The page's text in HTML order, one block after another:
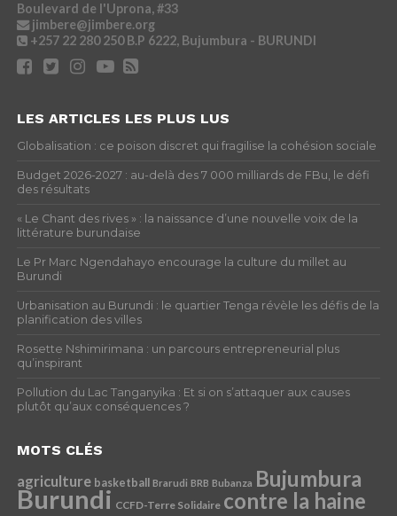
Boulevard de l'Uprona, #33
jimbere@jimbere.org
+257 22 280 250 B.P 6222, Bujumbura - BURUNDI
LES ARTICLES LES PLUS LUS
Globalisation : ce poison discret qui fragilise la cohésion sociale
Budget 2026-2027 : au-delà des 7 000 milliards de FBu, le défi
des résultats
« Le Chant des rives » : la naissance d’une nouvelle voix de la
littérature burundaise
Le Pr Marc Ngendahayo encourage la culture du millet au
Burundi
Urbanisation au Burundi : le quartier Tenga révèle les défis de la
planification des villes
Rosette Nshimirimana : un parcours entrepreneurial plus
qu’inspirant
Pollution du Lac Tanganyika : Et si on s’attaquer aux causes
plutôt qu’aux conséquences ?
MOTS CLÉS
agriculture basketball Brarudi BRB Bubanza Bujumbura
Burundi CCFD-Terre Solidaire contre la haine